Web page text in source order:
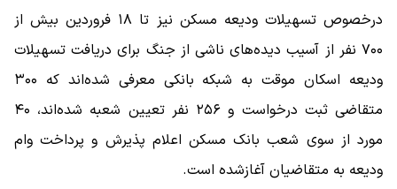
درخصوص تسهیلات ودیعه مسکن نیز تا ۱۸ فروردین بیش از
۷۰۰ نفر از آسیب دیده‌های ناشی از جنگ برای دریافت تسهیلات
ودیعه اسکان موقت به شبکه بانکی معرفی شده‌اند که ۳۰۰
متقاضی ثبت درخواست و ۲۵۶ نفر تعیین شعبه شده‌اند، ۴۰
مورد از سوی شعب بانک مسکن اعلام پذیرش و پرداخت وام
ودیعه به متقاضیان آغازشده است.